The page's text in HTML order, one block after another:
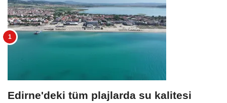
Edirne'deki tüm plajlarda su kalitesi